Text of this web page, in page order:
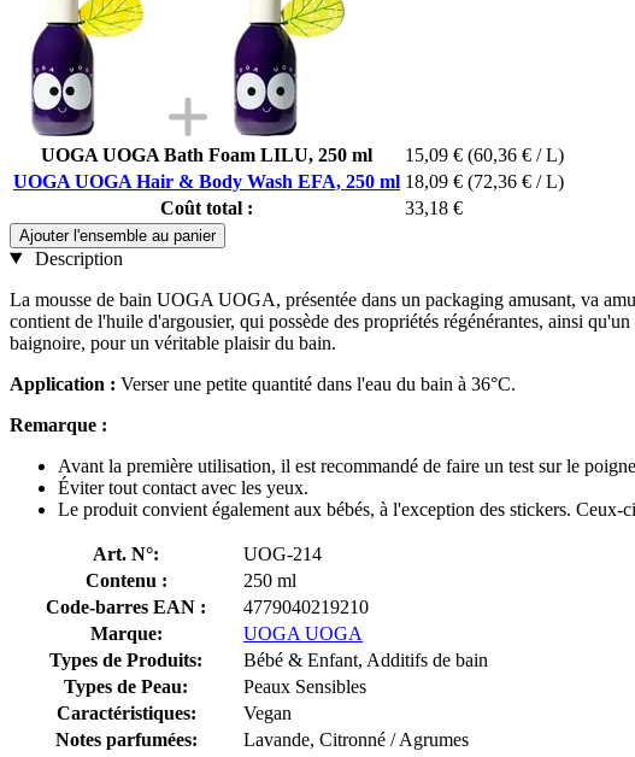
UOGA UOGA Bath Foam LILU, 250 ml 15,09 € (60,36 € / L)
UOGA UOGA Hair & Body Wash EFA, 250 ml 18,09 € (72,36 € / L)
Coût total :
33,18 €
Ajouter l'ensemble au panier
Description
La mousse de bain UOGA UOGA, présentée dans un packaging amusant, va
contient de l'huile d'argousier, qui possède des propriétés régénérantes, ainsi
baignoire, pour un véritable plaisir du bain.
Application : Verser une petite quantité dans l'eau du bain à 36°C.
Remarque :
Avant la première utilisation, il est recommandé de faire un test sur le
Éviter tout contact avec les yeux.
Le produit convient également aux bébés, à l'exception des stickers.
Art. N°:
UOG-214
Contenu :
250 ml
Code-barres EAN :
4779040219210
Marque:
UOGA UOGA
Types de Produits:
Bébé & Enfant, Additifs de bain
Types de Peau:
Peaux Sensibles
Caractéristiques:
Vegan
Notes parfumées:
Lavande, Citronné / Agrumes